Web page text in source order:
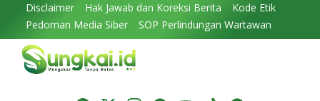
Disclaimer Hak Jawab dan Koreksi Berita
Kode Etik
Pedoman Media Siber
SOP Perlindungan Wartawan